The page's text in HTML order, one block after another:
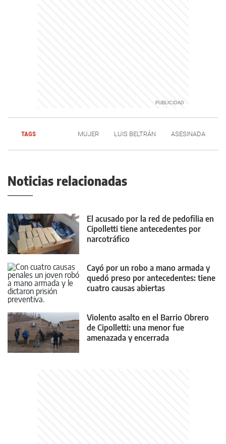
TAGS MUJER LUIS BELTRÁN ASESINADA
Noticias relacionadas
El acusado por la red de pedofilia en
Cipolletti tiene antecedentes por
narcotráfico
Cayó por un robo a mano armada y
quedó preso por antecedentes: tiene
cuatro causas abiertas
Violento asalto en el Barrio Obrero
de Cipolletti: una menor fue
amenazada y encerrada